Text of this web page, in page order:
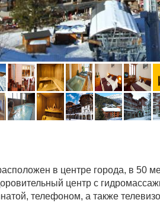
в центре города, в 50
центр с
телефоном, а также